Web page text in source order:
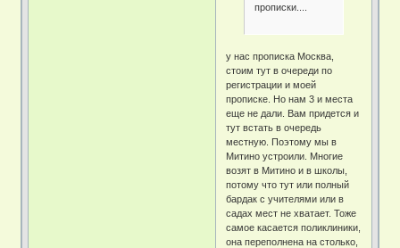
прописки....
у нас прописка Москва,
стоим тут в очереди по
регистрации и моей
прописке. Но нам 3 и места
еще не дали. Вам придется и
тут встать в очередь
местную. Поэтому мы в
Митино устроили. Многие
возят в Митино и в школы,
потому что тут или полный
бардак с учителями или в
садах мест не хватает. Тоже
самое касается поликлиники,
она переполнена на столько,